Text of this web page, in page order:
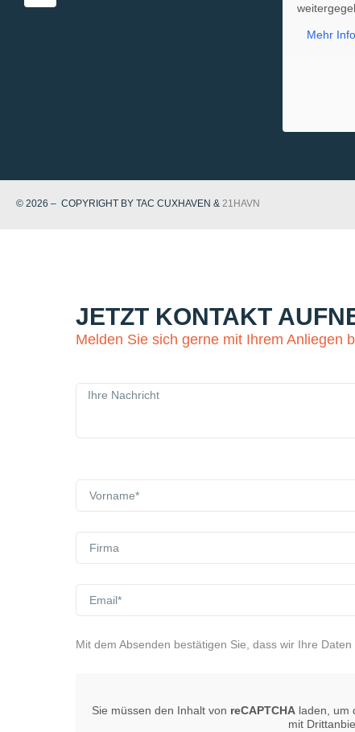
Mehr
© 2026 – COPYRIGHT BY TAC CUXHAVEN & 21HAVN
JETZT KONTAKT
Melden Sie sich gerne mit Ihrem Anliegen
Mit dem Absenden bestätigen Sie, dass wir Ihre
Sie müssen den Inhalt von reCAPTCHA laden, um
mit